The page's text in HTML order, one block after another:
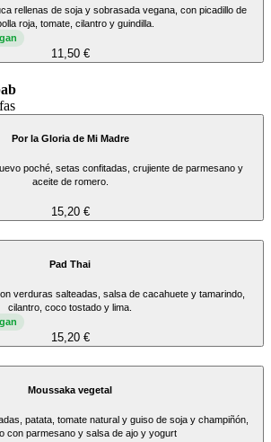
rellenas de soja y sobrasada vegana, con picadillo de
roja, tomate, cilantro y guindilla.
11,50 €
Por la Gloria de Mi Madre
poché, setas confitadas, crujiente de parmesano y
aceite de romero.
15,20 €
Pad Thai
verduras salteadas, salsa de cacahuete y tamarindo,
cilantro, coco tostado y lima.
15,20 €
Moussaka vegetal
natural y guiso de soja y champiñón,
con parmesano y salsa de ajo y yogurt